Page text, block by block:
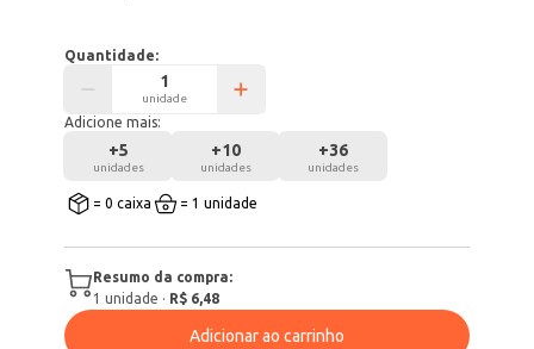
Quantidade:
unidade
Adicione mais:
+5
unidades
+10
unidades
+36
unidades
= 0 caixa = 1 unidade
Resumo da compra:
1 unidade · R$ 6,48
Adicionar ao carrinho